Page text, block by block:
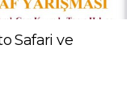
Safari ve